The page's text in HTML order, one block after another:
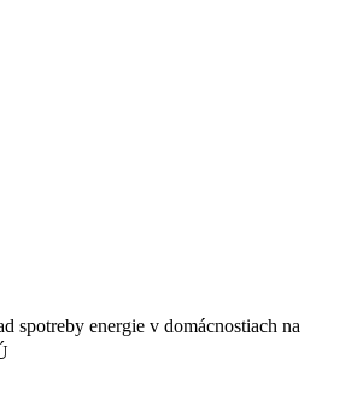
spotreby energie v domácnostiach na